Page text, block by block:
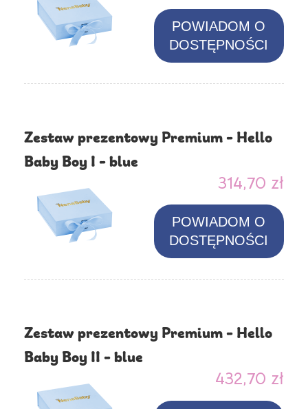
POWIADOM O
DOSTĘPNOŚCI
Zestaw prezentowy Premium - Hello
Baby Boy I - blue
314,70 zł
POWIADOM O
DOSTĘPNOŚCI
Zestaw prezentowy Premium - Hello
Baby Boy II - blue
432,70 zł